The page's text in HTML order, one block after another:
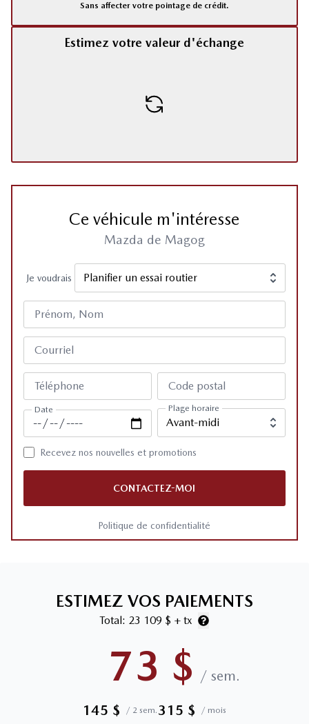
Ce véhicule m'intéresse
Mazda de Magog
Je voudrais
Prénom, Nom
Courriel
Téléphone Code postal
Date Plage horaire
Recevez nos nouvelles et promotions
CONTACTEZ-MOI
Politique de confidentialité
Sans affecter votre pointage de crédit.
Estimez votre valeur d'échange
ESTIMEZ VOS PAIEMENTS
Total: 23 109 $ + tx
73 $ / sem.
145 $ / 2 sem. 315 $ / mois